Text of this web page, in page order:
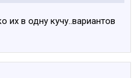
их в одну кучу..вариантов